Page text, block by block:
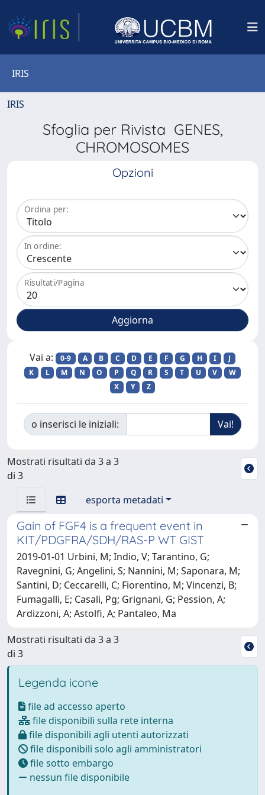
IRIS
IRIS
Sfoglia per Rivista GENES,
CHROMOSOMES
Opzioni
Ordina per:
In ordine:
Risultati/Pagina
Vai a: 0-9 A B C D E F G H I
J
K
L M N O P Q R S T U V
W
X
Y Z
o inserisci le iniziali:
Mostrati risultati da 3 a 3
di 3
esporta metadati
Gain of FGF4 is a frequent event in
KIT/PDGFRA/SDH/RAS-P WT GIST
2019-01-01 Urbini, M; Indio, V; Tarantino, G;
Ravegnini, G; Angelini, S; Nannini, M; Saponara, M;
Santini, D; Ceccarelli, C; Fiorentino, M; Vincenzi, B;
Fumagalli, E; Casali, Pg; Grignani, G; Pession, A;
Ardizzoni, A; Astolfi, A; Pantaleo, Ma
Mostrati risultati da 3 a 3
di 3
Legenda icone
file ad accesso aperto
file disponibili sulla rete interna
file disponibili agli utenti autorizzati
file disponibili solo agli amministratori
file sotto embargo
nessun file disponibile